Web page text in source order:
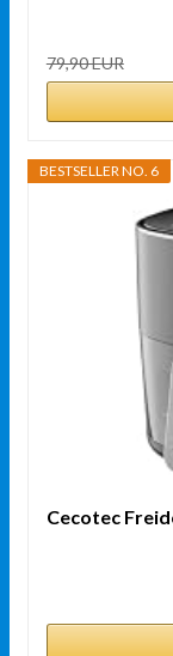
79,90 EUR
BESTSELLER NO. 6
Cecotec